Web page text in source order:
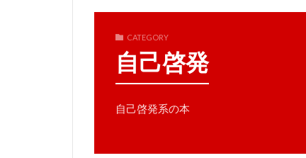
CATEGORY
自己啓発
自己啓発系の本